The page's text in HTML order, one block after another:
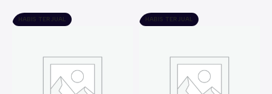
HABIS TERJUAL HABIS TERJUAL